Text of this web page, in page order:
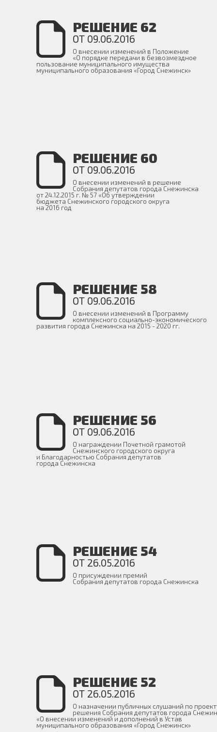
РЕШЕНИЕ 62
ОТ 09.06.2016
О внесении изменений в Положение
«О порядке передачи в безвозмездное
пользование муниципального имущества
муниципального образования «Город Снежинск»
РЕШЕНИЕ 60
ОТ 09.06.2016
О внесении изменений в решение
Собрания депутатов города Снежинска
от 24.12.2015 г. № 57 «Об утверждении
бюджета Снежинского городского округа
на 2016 год
РЕШЕНИЕ 58
ОТ 09.06.2016
О внесении изменений в Программу
комплексного социально-экономического
развития города Снежинска на 2015 - 2020 гг.
РЕШЕНИЕ 56
ОТ 09.06.2016
О награждении Почетной грамотой
Снежинского городского округа
и Благодарностью Собрания депутатов
города Снежинска
РЕШЕНИЕ 54
ОТ 26.05.2016
О присуждении премий
Собрания депутатов города Снежинска
РЕШЕНИЕ 52
ОТ 26.05.2016
О назначении публичных слушаний по
решения Собрания депутатов города
«О внесении изменений и дополнений в Устав
муниципального образования «Город Снежинск»